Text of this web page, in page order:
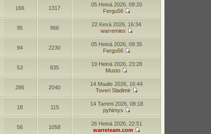
166 1317
05 Heinä 2026, 09:20
Fergu56
95 966
22 Kesä 2026, 16:34
warremies
94 2230
05 Heinä 2026, 09:35
Fergu56
53 835
19 Heinä 2026, 23:28
Musto
286 2040
14 Maalis 2026, 16:44
Toveri Sladimir
18 115
14 Tammi 2026, 08:18
pyhimys
56 1058
26 Heinä 2026, 22:51
warreteam.com